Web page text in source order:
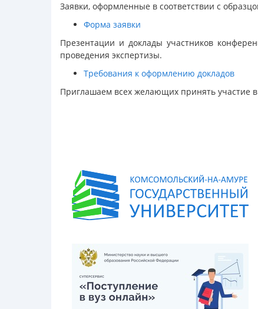
Заявки, оформленные в соответствии с
Форма заявки
Презентации и доклады участников
проведения экспертизы.
Требования к оформлению докладов
Приглашаем всех желающих принять участие